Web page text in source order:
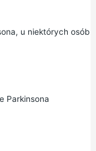
u niektórych osób
Parkinsona